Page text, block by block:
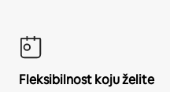
Fleksibilnost koju želite